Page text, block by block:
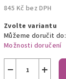
845 Kč bez DPH
cena:
Zvolte variantu
Můžeme doručit do:
Možnosti doručení
+
−